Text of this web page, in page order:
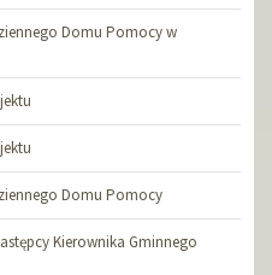
Domu Pomocy w
Domu Pomocy
Kierownika Gminnego